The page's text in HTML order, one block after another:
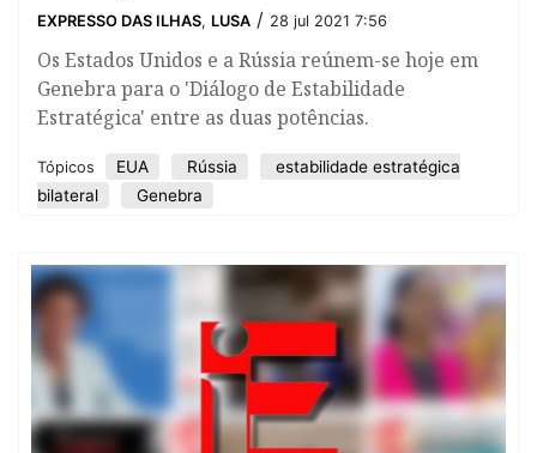
EXPRESSO DAS ILHAS, LUSA / 28 jul 2021 7:56
Os Estados Unidos e a Rússia reúnem-se hoje em
Genebra para o 'Diálogo de Estabilidade
Estratégica' entre as duas potências.
Tópicos EUA Rússia
estabilidade estratégica
bilateral
Genebra